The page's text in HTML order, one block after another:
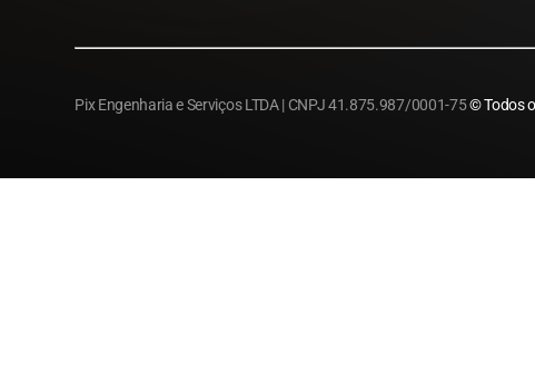
Pix Engenharia e Serviços LTDA | CNPJ 41.875.987/0001-75© Todos